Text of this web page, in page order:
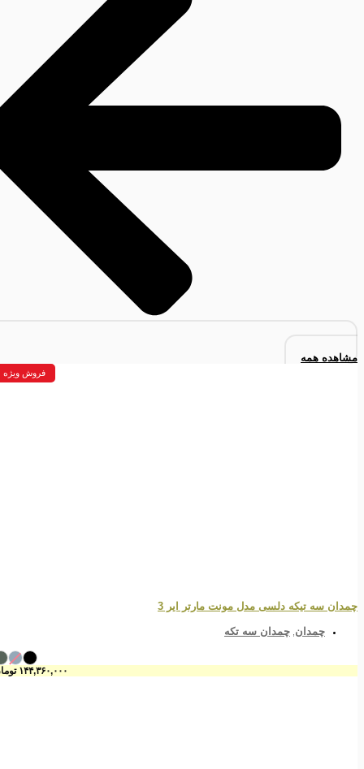
مشاهده همه
فروش ویژه
چمدان سه تیکه دلسی مدل مونت مارتر ایر 3
چمدان,چمدان سه تکه
۱۴۴,۳۶۰,۰۰۰ تومان